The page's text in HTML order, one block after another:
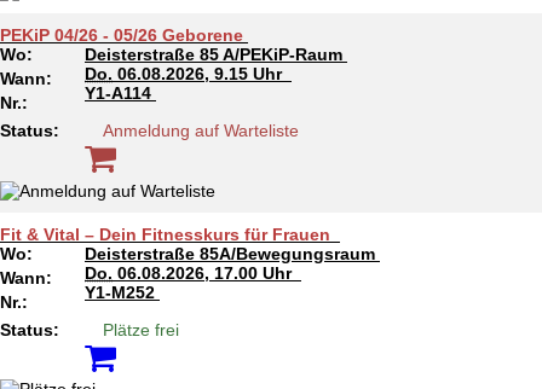
PEKiP 04/26 - 05/26 Geborene
Wo:
Deisterstraße 85 A/PEKiP-Raum
Wann:
Do. 06.08.2026, 9.15 Uhr
Nr.:
Y1-A114
Status:
Anmeldung auf Warteliste
Fit & Vital – Dein Fitnesskurs für Frauen
Wo:
Deisterstraße 85A/Bewegungsraum
Wann:
Do. 06.08.2026, 17.00 Uhr
Nr.:
Y1-M252
Status:
Plätze frei